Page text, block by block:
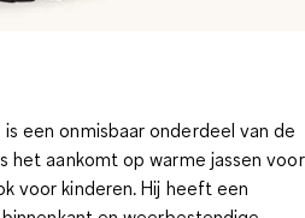
een onmisbaar onderdeel van de
het aankomt op warme jassen voor
voor kinderen. Hij heeft een